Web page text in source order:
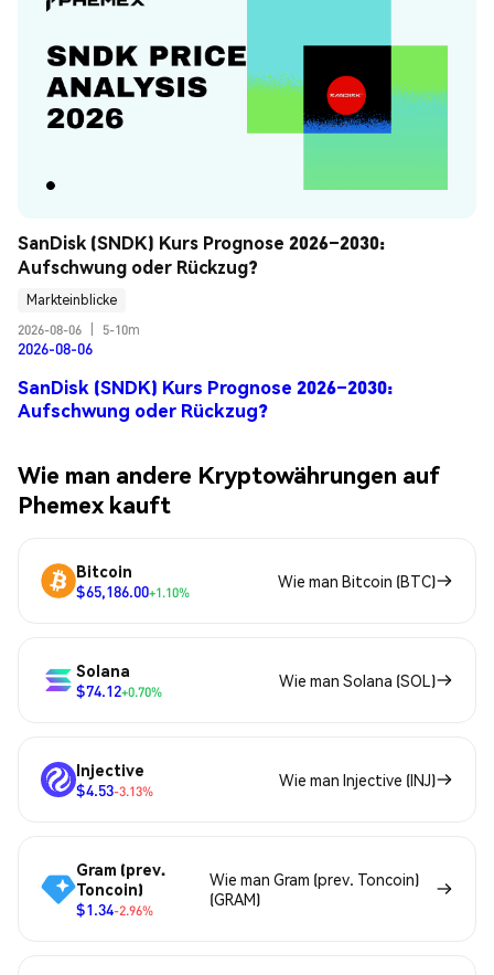
SanDisk (SNDK) Kurs Prognose 2026–2030:
Aufschwung oder Rückzug?
Markteinblicke
2026-08-06
5-10m
2026-08-06
SanDisk (SNDK) Kurs Prognose 2026–2030:
Aufschwung oder Rückzug?
Wie man andere Kryptowährungen auf
Phemex kauft
Bitcoin
$65,186.00+1.10%
Wie man Bitcoin (BTC)
Solana
$74.12+0.70%
Wie man Solana (SOL)
Injective
$4.53-3.13%
Wie man Injective (INJ)
Gram (prev.
Toncoin)
$1.34-2.96%
Wie man Gram (prev. Toncoin)
(GRAM)